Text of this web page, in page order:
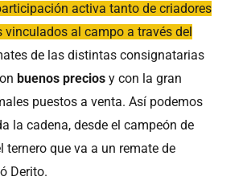
activa tanto de criadores
vinculados al campo a través del
de las distintas consignatarias
buenos precios y con la gran
puestos a venta. Así podemos
la cadena, desde el campeón de
ternero que va a un remate de
Derito.